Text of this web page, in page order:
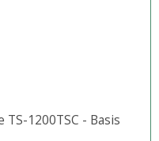
1200TSC - Basis